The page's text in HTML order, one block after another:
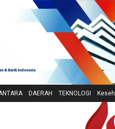
DAERAH TEKNOLOGI